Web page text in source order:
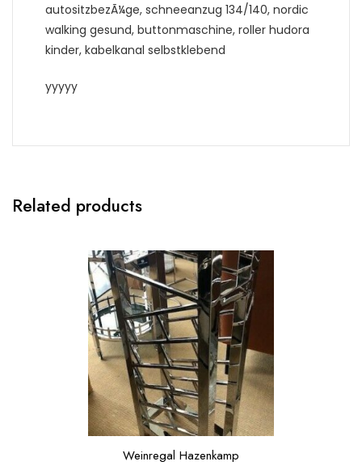
autositzbezÃ¼ge, schneeanzug 134/140, nordic
walking gesund, buttonmaschine, roller hudora
kinder, kabelkanal selbstklebend
yyyyy
Related products
Weinregal Hazenkamp